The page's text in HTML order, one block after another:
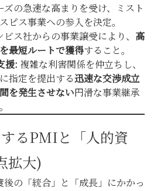
ズの急速な高まりを受け、ミスト
ピス事業への参入を決定。
ス社からの事業譲受により、 高
最短ルートで獲得すること。
援: 複雑な利害関係を仲立ちし、
指定を提出する迅速な交渉成立
を発生させない円滑な事業継承
るPMIと「人的資
拡大)
の「統合」と「成長」にかかっ